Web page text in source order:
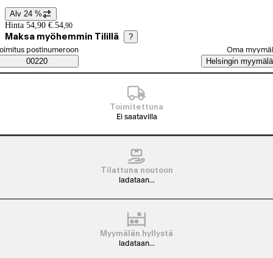
Hintatiedot
Alv 24 %
Hinta 54,90 €. 54,90
Maksa myöhemmin Tilillä ?
Saatavuustiedot
tilaustapa
postinumeroon
00220
Oma
Helsingin myymälä
Toimitettuna
Ei saatavilla
Tilattuna noutoon
ladataan...
Myymälän hyllystä
ladataan...